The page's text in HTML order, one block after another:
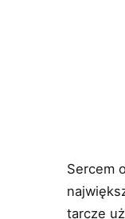
Sercem
tarcze